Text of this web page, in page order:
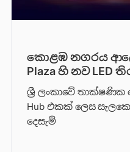
කොළඹ නගරය
Plaza හි නව LED
ශ්‍රී ලංකාවේ තාක්ෂණික
Hub එකක් ලෙස
දෙසැම්